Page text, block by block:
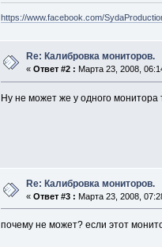
https://www.facebook.com/
Re: Калибровка мониторов.
«Ответ #2 : Марта 23, 2008,
Ну не может же у одного
Re: Калибровка мониторов.
«Ответ #3 : Марта 23, 2008,
почему не может? если этот